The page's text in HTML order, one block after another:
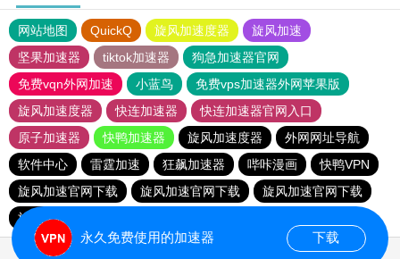
网站地图 QuickQ 旋风加速度器
旋风加速
坚果加速器
tiktok加速器
狗急加速器官网
免费vqn外网加速
小蓝鸟
免费vps加速器外网苹果版
旋风加速度器
快连加速器
快连加速器官网入口
原子加速器
快鸭加速器 旋风加速度器
外网网址导航
软件中心
雷霆加速 狂飙加速器 哔咔漫画
快鸭VPN
旋风加速官网下载
旋风加速官网下载
旋风加速官网下载
旋风加速官网下载
永久免费使用的加速器 下载